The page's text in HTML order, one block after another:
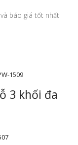
báo giá tốt nhất
3 khối đa